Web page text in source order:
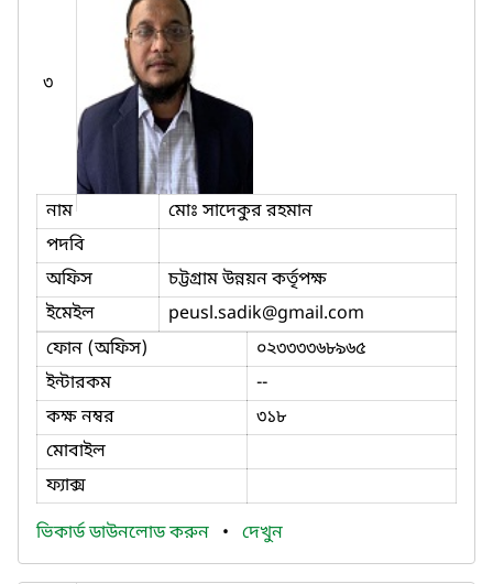
৩
নাম
মোঃ সাদেকুর রহমান
পদবি
অফিস
চট্টগ্রাম উন্নয়ন কর্তৃপক্ষ
ইমেইল
peusl.sadik@gmail.com
ফোন (অফিস)
০২৩৩৩৩৬৮৯৬৫
ইন্টারকম
--
কক্ষ নম্বর
৩১৮
মোবাইল
ফ্যাক্স
ভিকার্ড ডাউনলোড করুন • দেখুন